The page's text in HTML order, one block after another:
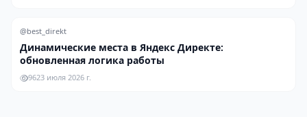
@best_direkt
Динамические места в Яндекс Директе:
обновленная логика работы
9623 июля 2026 г.